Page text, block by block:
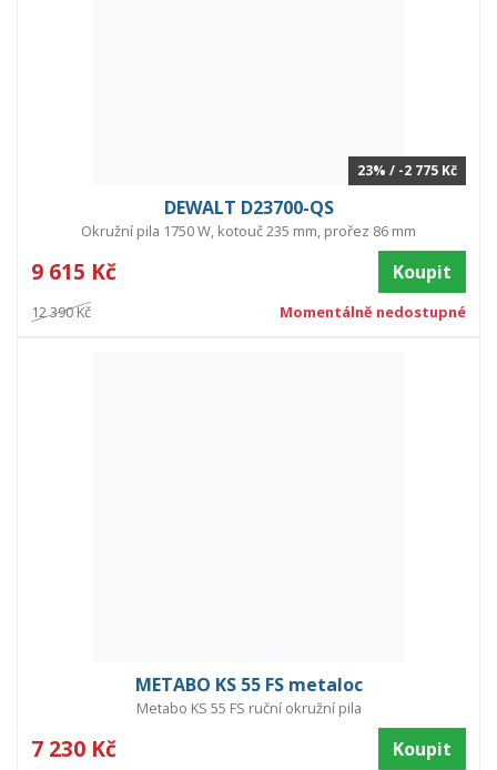
23% / -2 775 Kč
DEWALT D23700-QS
Okružní pila 1750 W, kotouč 235 mm, prořez 86 mm
9 615 Kč Koupit
12 390 Kč Momentálně nedostupné
METABO KS 55 FS metaloc
Metabo KS 55 FS ruční okružní pila
7 230 Kč Koupit